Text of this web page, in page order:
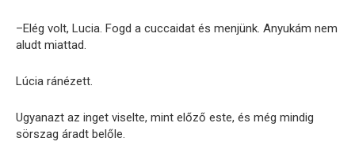
–Elég volt, Lucia. Fogd a cuccaidat és menjünk. Anyukám nem
aludt miattad.
Lúcia ránézett.
Ugyanazt az inget viselte, mint előző este, és még mindig
sörszag áradt belőle.